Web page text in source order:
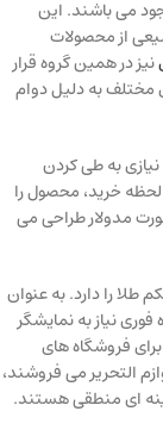
می باشند. این
از محصولات
نیز در همین گروه قرار
مختلف به دلیل دوام
به طی کردن
خرید، محصول را
مدولار طراحی می
طلا را دارد. به عنوان
نیاز به نمایشگر
فروشگاه های
التحریر می فروشند،
ای منطقی هستند.